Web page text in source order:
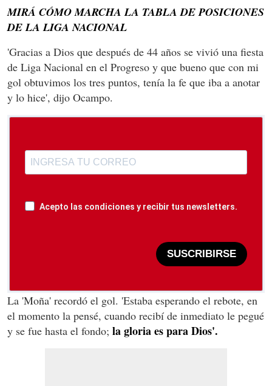
MIRÁ CÓMO MARCHA LA TABLA DE POSICIONES
DE LA LIGA NACIONAL
'Gracias a Dios que después de 44 años se vivió una fiesta
de Liga Nacional en el Progreso y que bueno que con mi
gol obtuvimos los tres puntos, tenía la fe que iba a anotar
y lo hice', dijo Ocampo.
Acepto las condiciones y recibir tus newsletters.
SUSCRIBIRSE
La 'Moña' recordó el gol. 'Estaba esperando el rebote, en
el momento la pensé, cuando recibí de inmediato le pegué
y se fue hasta el fondo; la gloria es para Dios'.